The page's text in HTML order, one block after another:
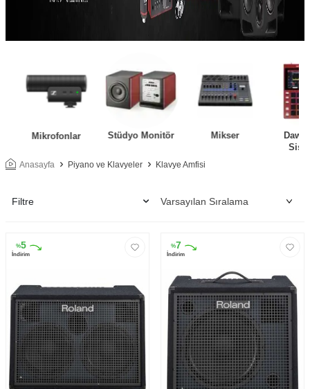
Mikrofonlar Stüdyo Monitör Mikser
Daw
Anasayfa Piyano ve Klavyeler Klavye Amfisi
Filtre
%5
İndirim
%7
İndirim